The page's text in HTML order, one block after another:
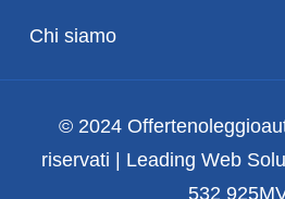
Chi siamo
© 2024
riservati | Leading Web
532